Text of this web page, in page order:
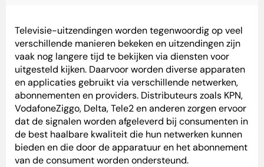
Televisie-uitzendingen worden tegenwoordig op veel
verschillende manieren bekeken en uitzendingen zijn
vaak nog langere tijd te bekijken via diensten voor
uitgesteld kijken. Daarvoor worden diverse apparaten
en applicaties gebruikt via verschillende netwerken,
abonnementen en providers. Distributeurs zoals KPN,
VodafoneZiggo, Delta, Tele2 en anderen zorgen ervoor
dat de signalen worden afgeleverd bij consumenten in
de best haalbare kwaliteit die hun netwerken kunnen
bieden en die door de apparatuur en het abonnement
van de consument worden ondersteund.